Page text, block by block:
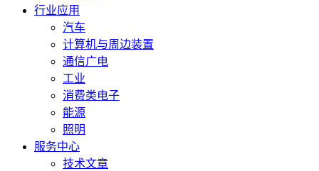
行业应用
汽车
计算机与周边装置
通信广电
工业
消费类电子
能源
照明
服务中心
技术文章